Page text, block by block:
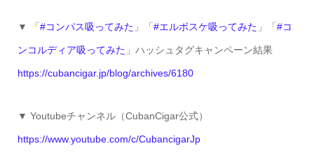
▼ 「 #コンパス吸ってみた 」「 #エルボスケ吸ってみた 」「 #コ
ンコルディア吸ってみた 」ハッシュタグキャンペーン結果
https://cubancigar.jp/blog/archives/6180
▼ Youtubeチャンネル（CubanCigar公式）
https://www.youtube.com/c/CubancigarJp